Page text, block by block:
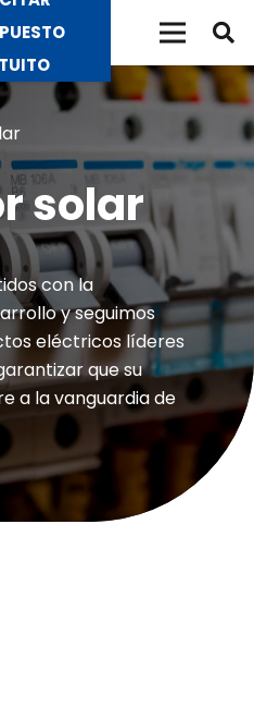
solar
con la
y seguimos
eléctricos líderes
que su
a la vanguardia de